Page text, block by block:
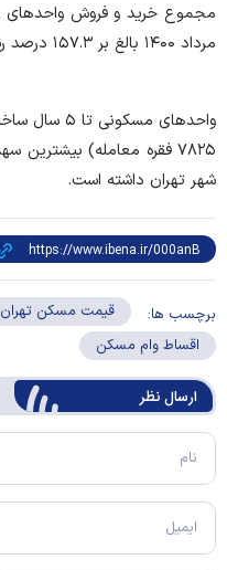
مرداد ۱۴۰۰ بالغ بر ۱۵۷.۳ درصد رشد داشته است.
شهر تهران داشته است.
برچسب ها: قیمت مسکن تهران
اقساط وام مسکن
ارسال‌ نظر